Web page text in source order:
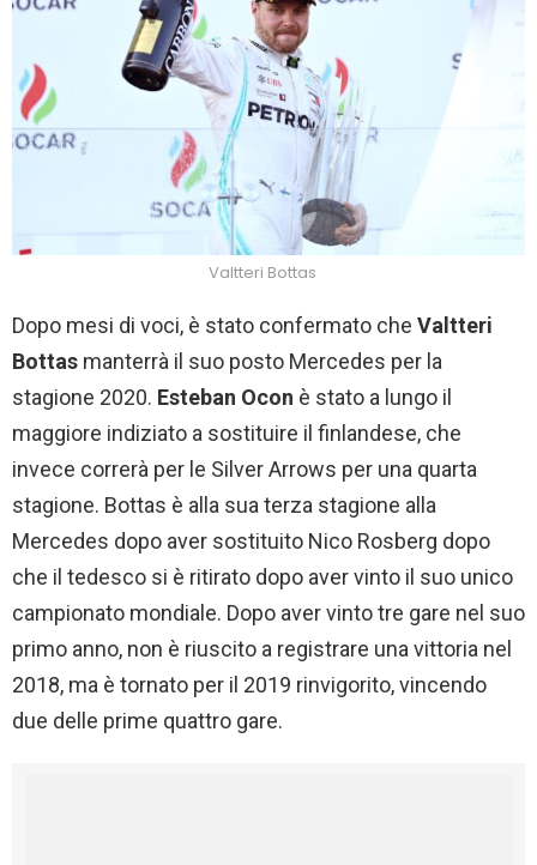
Valtteri Bottas
Dopo mesi di voci, è stato confermato che Valtteri
Bottas manterrà il suo posto Mercedes per la
stagione 2020. Esteban Ocon è stato a lungo il
maggiore indiziato a sostituire il finlandese, che
invece correrà per le Silver Arrows per una quarta
stagione. Bottas è alla sua terza stagione alla
Mercedes dopo aver sostituito Nico Rosberg dopo
che il tedesco si è ritirato dopo aver vinto il suo unico
campionato mondiale. Dopo aver vinto tre gare nel suo
primo anno, non è riuscito a registrare una vittoria nel
2018, ma è tornato per il 2019 rinvigorito, vincendo
due delle prime quattro gare.